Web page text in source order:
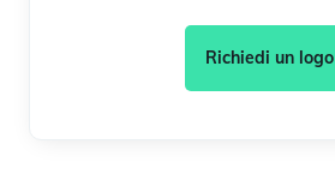
Richiedi un logo